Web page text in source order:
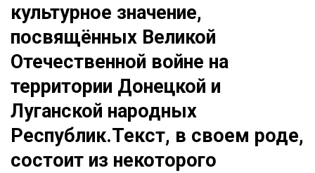
культурное значение,
посвящённых Великой
Отечественной войне на
территории Донецкой и
Луганской народных
Республик.Текст, в своем роде,
состоит из некоторого